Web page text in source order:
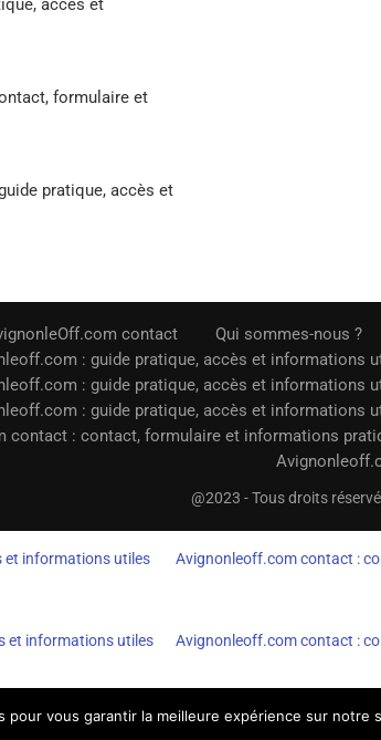
accès et
formulaire et
pratique, accès et
contact Qui sommes-nous ?
: guide pratique, accès et informations
: guide pratique, accès et informations
: guide pratique, accès et informations
contact : contact, formulaire et informations
@2023 - Tous droits
et informations utiles Avignonleoff.com contact :
et informations utiles Avignonleoff.com contact :
pour vous garantir la meilleure expérience sur